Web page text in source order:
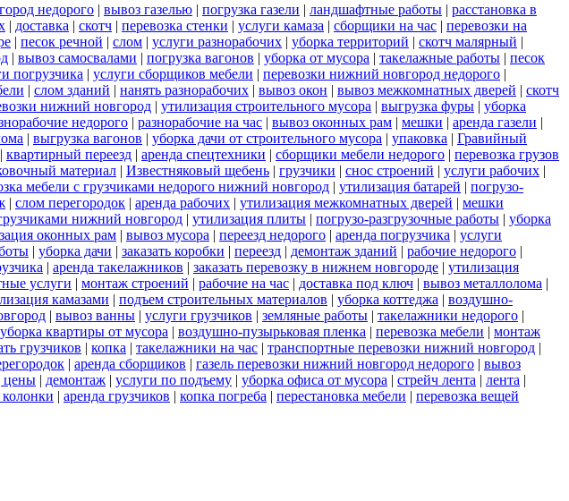
недорого | вывоз газелью | погрузка газели | ландшафтные работы | расстановка в
| доставка | скотч | перевозка стенки | услуги камаза | сборщики на час | перевозки на
| песок речной | слом | услуги разнорабочих | уборка территорий | скотч малярный |
| вывоз самосвалами | погрузка вагонов | уборка от мусора | такелажные работы | песок
погрузчика | услуги сборщиков мебели | перевозки нижний новгород недорого |
| слом зданий | нанять разнорабочих | вывоз окон | вывоз межкомнатных дверей | скотч
нижний новгород | утилизация строительного мусора | выгрузка фуры | уборка
недорого | разнорабочие на час | вывоз оконных рам | мешки | аренда газели |
| выгрузка вагонов | уборка дачи от строительного мусора | упаковка | Гравийный
| квартирный переезд | аренда спецтехники | сборщики мебели недорого | перевозка грузов
материал | Известняковый щебень | грузчики | снос строений | услуги рабочих |
мебели с грузчиками недорого нижний новгород | утилизация батарей | погрузо-
| слом перегородок | аренда рабочих | утилизация межкомнатных дверей | мешки
нижний новгород | утилизация плиты | погрузо-разгрузочные работы | уборка
оконных рам | вывоз мусора | переезд недорого | аренда погрузчика | услуги
| уборка дачи | заказать коробки | переезд | демонтаж зданий | рабочие недорого |
| аренда такелажников | заказать перевозку в нижнем новгороде | утилизация
услуги | монтаж строений | рабочие на час | доставка под ключ | вывоз металлолома |
камазами | подъем строительных материалов | уборка коттеджа | воздушно-
| вывоз ванны | услуги грузчиков | земляные работы | такелажники недорого |
уборка квартиры от мусора | воздушно-пузырьковая пленка | перевозка мебели | монтаж
грузчиков | копка | такелажники на час | транспортные перевозки нижний новгород |
| аренда сборщиков | газель перевозки нижний новгород недорого | вывоз
цены | демонтаж | услуги по подъему | уборка офиса от мусора | стрейч лента | лента |
| аренда грузчиков | копка погреба | перестановка мебели | перевозка вещей